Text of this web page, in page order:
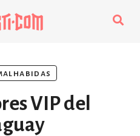
VIP del